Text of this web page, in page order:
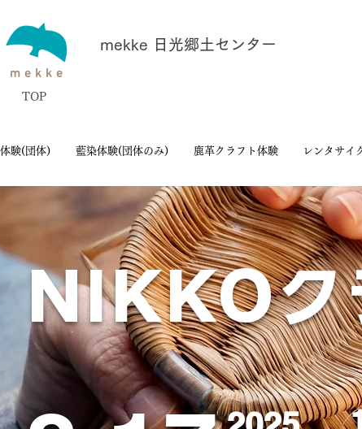
TOP
mekke 日光郷土センター
験(団体) 藍染体験(団体のみ) 鹿革クラフト体験 レンタサイ
NIKKOク